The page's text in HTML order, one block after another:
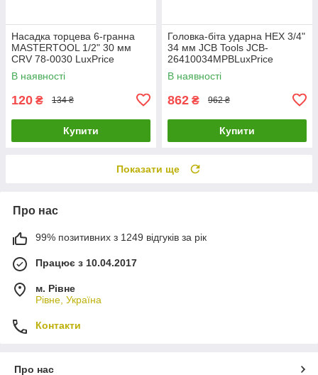
Насадка торцева 6-гранна
MASTERTOOL 1/2" 30 мм
CRV 78-0030 LuxPrice
В наявності
120 ₴ 134 ₴
Купити
Головка-біта ударна HEX 3/4"
34 мм JCB Tools JCB-
26410034MPBLuxPrice
В наявності
862 ₴ 962 ₴
Купити
Показати ще
Про нас
99% позитивних з 1249 відгуків за рік
Працює з 10.04.2017
м. Рівне
Рівне, Україна
Контакти
Про нас